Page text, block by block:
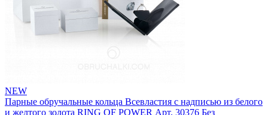
NEW
Парные обручальные кольца Всевластия с надписью из белого
и желтого золота RING OF POWER Арт. 30376 Без